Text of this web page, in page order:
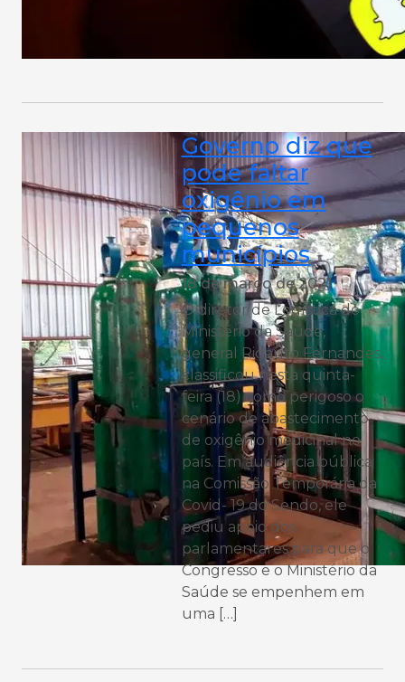
Governo diz que
pode faltar
oxigênio em
pequenos
municípios
18 de março de 2021
O diretor de Logística do
Ministério da Saúde,
general Ridauto Fernandes,
classificou nesta quinta-
feira (18) como perigoso o
cenário de abastecimento
de oxigênio medicinal no
país. Em audiência pública
na Comissão Temporária da
Covid- 19 do Sendo, ele
pediu apoio dos
parlamentares para que o
Congresso e o Ministério da
Saúde se empenhem em
uma […]